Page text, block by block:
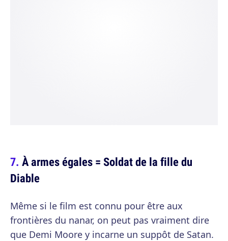
À armes égales = Soldat de la fille du
Diable
Même si le film est connu pour être aux
frontières du nanar, on peut pas vraiment dire
que Demi Moore y incarne un suppôt de Satan.